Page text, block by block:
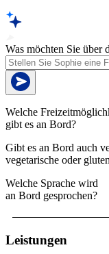
Was möchten Sie über
Welche
gibt es an Bord?
Gibt es an Bord auch
vegetarische oder
Welche Sprache wird
an Bord gesprochen?
Leistungen